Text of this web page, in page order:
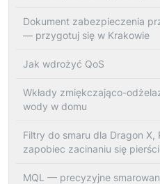
Dokument zabezpieczenia
— przygotuj się w Krakowie
Jak wdrożyć QoS
Wkłady zmiękczająco-
wody w domu
Filtry do smaru dla Dragon
zapobiec zacinaniu się
MQL — precyzyjne